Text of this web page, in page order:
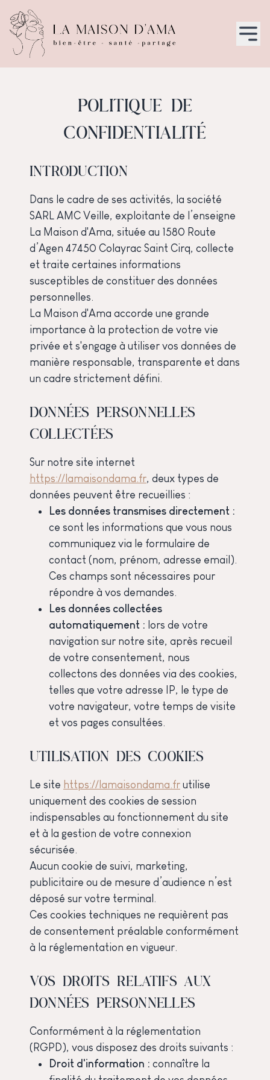
POLITIQUE DE
CONFIDENTIALITÉ
INTRODUCTION
Dans le cadre de ses activités, la société
SARL AMC Veille, exploitante de l’enseigne
La Maison d'Ama, située au 1580 Route
d’Agen 47450 Colayrac Saint Cirq, collecte
et traite certaines informations
susceptibles de constituer des données
personnelles.
La Maison d'Ama accorde une grande
importance à la protection de votre vie
privée et s'engage à utiliser vos données de
manière responsable, transparente et dans
un cadre strictement défini.
DONNÉES PERSONNELLES
COLLECTÉES
Sur notre site internet
https://lamaisondama.fr, deux types de
données peuvent être recueillies :
Les données transmises directement :
ce sont les informations que vous nous
communiquez via le formulaire de
contact (nom, prénom, adresse email).
Ces champs sont nécessaires pour
répondre à vos demandes.
Les données collectées
automatiquement : lors de votre
navigation sur notre site, après recueil
de votre consentement, nous
collectons des données via des cookies,
telles que votre adresse IP, le type de
votre navigateur, votre temps de visite
et vos pages consultées.
UTILISATION DES COOKIES
Le site https://lamaisondama.fr utilise
uniquement des cookies de session
indispensables au fonctionnement du site
et à la gestion de votre connexion
sécurisée.
Aucun cookie de suivi, marketing,
publicitaire ou de mesure d’audience n’est
déposé sur votre terminal.
Ces cookies techniques ne requièrent pas
de consentement préalable conformément
à la réglementation en vigueur.
VOS DROITS RELATIFS AUX
DONNÉES PERSONNELLES
Conformément à la réglementation
(RGPD), vous disposez des droits suivants :
Droit d'information : connaître la